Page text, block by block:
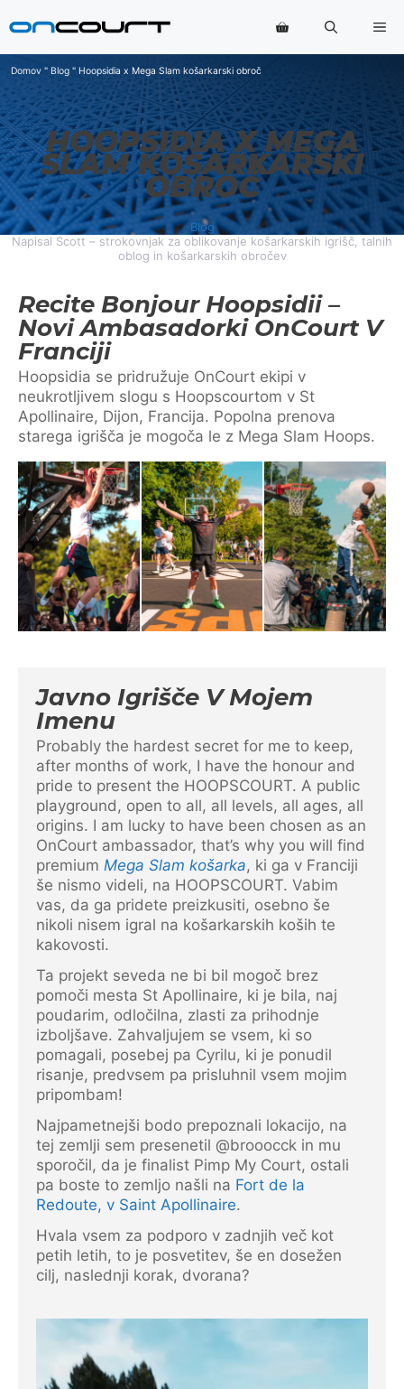
na
Domov " Blog " Hoopsidia x Mega Slam košarkarski obroč
HOOPSIDIA X MEGA
SLAM KOŠARKARSKI
OBROČ
Blog
Napisal Scott – strokovnjak za oblikovanje košarkarskih igrišč, talnih
oblog in košarkarskih obročev
Recite Bonjour Hoopsidii –
Novi Ambasadorki OnCourt V
Franciji
Hoopsidia se pridružuje OnCourt ekipi v
neukrotljivem slogu s Hoopscourtom v St
Apollinaire, Dijon, Francija. Popolna prenova
starega igrišča je mogoča le z Mega Slam Hoops.
Javno Igrišče V Mojem
Imenu
Probably the hardest secret for me to keep,
after months of work, I have the honour and
pride to present the HOOPSCOURT. A public
playground, open to all, all levels, all ages, all
origins. I am lucky to have been chosen as an
OnCourt ambassador, that’s why you will find
premium Mega Slam košarka, ki ga v Franciji
še nismo videli, na HOOPSCOURT. Vabim
vas, da ga pridete preizkusiti, osebno še
nikoli nisem igral na košarkarskih koših te
kakovosti.
Ta projekt seveda ne bi bil mogoč brez
pomoči mesta St Apollinaire, ki je bila, naj
poudarim, odločilna, zlasti za prihodnje
izboljšave. Zahvaljujem se vsem, ki so
pomagali, posebej pa Cyrilu, ki je ponudil
risanje, predvsem pa prisluhnil vsem mojim
pripombam!
Najpametnejši bodo prepoznali lokacijo, na
tej zemlji sem presenetil @brooocck in mu
sporočil, da je finalist Pimp My Court, ostali
pa boste to zemljo našli na Fort de la
Redoute, v Saint Apollinaire.
Hvala vsem za podporo v zadnjih več kot
petih letih, to je posvetitev, še en dosežen
cilj, naslednji korak, dvorana?